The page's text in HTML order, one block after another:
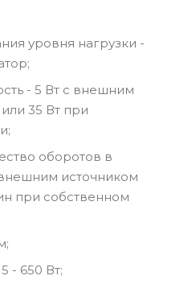
уровня нагрузки -
- 5 Вт с внешним
35 Вт при
оборотов в
источником
при собственном
- 650 Вт;